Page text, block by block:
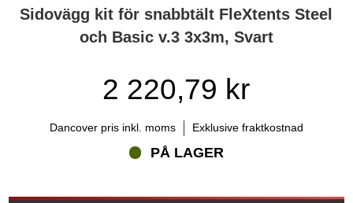
Sidovägg kit för snabbtält FleXtents Steel
och Basic v.3 3x3m, Svart
2 220,79 kr
Dancover pris inkl. moms Exklusive fraktkostnad
PÅ LAGER